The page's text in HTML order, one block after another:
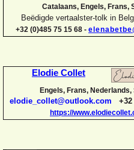
Catalaans, Engels, Frans,
Beëdigde vertaalster-tolk in
+32 (0)485 75 15 68 -
Elodie Collet
Engels, Frans, Nederlands,
elodie_collet@outlook.com +32
https://